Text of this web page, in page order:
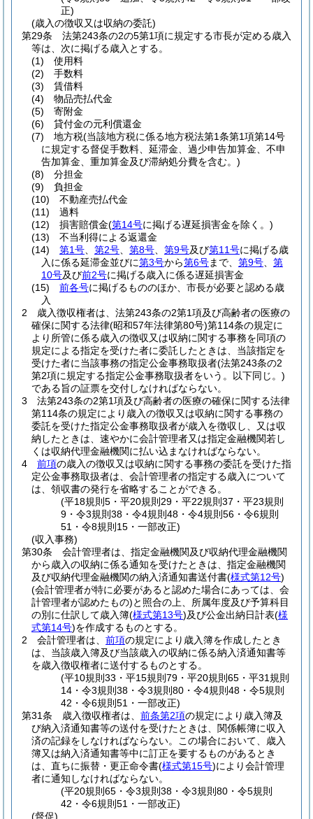
正)
(歳入の徴収又は収納の委託)
第29条
法第243条の2の5第1項に規定する市長が定める歳入
等は、次に掲げる歳入とする。
(1)
使用料
(2)
手数料
(3)
賃借料
(4)
物品売払代金
(5)
寄附金
(6)
貸付金の元利償還金
(7)
地方税(当該地方税に係る地方税法第1条第1項第14号
に規定する督促手数料、延滞金、過少申告加算金、不申
告加算金、重加算金及び滞納処分費を含む。)
(8)
分担金
(9)
負担金
(10)
不動産売払代金
(11)
過料
(12)
損害賠償金(第14号に掲げる遅延損害金を除く。)
(13)
不当利得による返還金
(14)
第1号 第2号 第8号 第9号及び第11号に掲げる歳
入に係る延滞金並びに第3号から第6号まで、 第9号
第
10号及び前2号に掲げる歳入に係る遅延損害金
(15)
前各号に掲げるもののほか、市長が必要と認める歳
入
2
歳入徴収権者は、法第243条の2第1項及び高齢者の医療の
確保に関する法律(昭和57年法律第80号)第114条の規定に
より所管に係る歳入の徴収又は収納に関する事務を同項の
規定による指定を受けた者に委託したときは、当該指定を
受けた者に当該事務の指定公金事務取扱者(法第243条の2
第2項に規定する指定公金事務取扱者をいう。以下同じ。)
である旨の証票を交付しなければならない。
3
法第243条の2第1項及び高齢者の医療の確保に関する法律
第114条の規定により歳入の徴収又は収納に関する事務の
委託を受けた指定公金事務取扱者が歳入を徴収し、又は収
納したときは、速やかに会計管理者又は指定金融機関若し
くは収納代理金融機関に払い込まなければならない。
4
前項の歳入の徴収又は収納に関する事務の委託を受けた指
定公金事務取扱者は、会計管理者の指定する歳入について
は、領収書の発行を省略することができる。
(平18規則5・平20規則29・平22規則37・平23規則
9・令3規則38・令4規則48・令4規則56・令6規則
51・令8規則15・一部改正)
(収入事務)
第30条
会計管理者は、指定金融機関及び収納代理金融機関
から歳入の収納に係る通知を受けたときは、指定金融機関
及び収納代理金融機関の納入済通知書送付書(様式第12号)
(会計管理者が特に必要があると認めた場合にあっては、会
計管理者が認めたもの)と照合の上、所属年度及び予算科目
の別に仕訳して歳入簿(様式第13号)及び公金出納日計表(様
式第14号)を作成するものとする。
2
会計管理者は、 前項の規定により歳入簿を作成したとき
は、当該歳入簿及び当該歳入の収納に係る納入済通知書等
を歳入徴収権者に送付するものとする。
(平10規則33・平15規則79・平20規則65・平31規則
14・令3規則38・令3規則80・令4規則48・令5規則
42・令6規則51・一部改正)
第31条
歳入徴収権者は、 前条第2項の規定により歳入簿及
び納入済通知書等の送付を受けたときは、関係帳簿に収入
済の記録をしなければならない。
この場合において、歳入
簿又は納入済通知書等中に訂正を要するものがあるとき
は、直ちに振替・更正命令書(様式第15号)により会計管理
者に通知しなければならない。
(平20規則65・令3規則38・令3規則80・令5規則
42・令6規則51・一部改正)
(督促)